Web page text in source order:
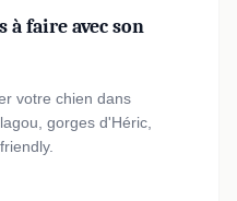
à faire avec son
votre chien dans
gorges d'Héric,